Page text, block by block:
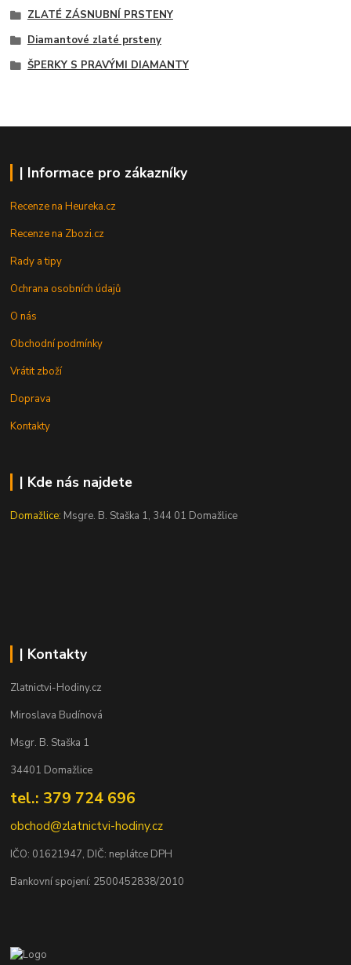
ZLATÉ ZÁSNUBNÍ PRSTENY
Diamantové zlaté prsteny
ŠPERKY S PRAVÝMI DIAMANTY
| Informace pro zákazníky
Recenze na Heureka.cz
Recenze na Zbozi.cz
Rady a tipy
Ochrana osobních údajů
O nás
Obchodní podmínky
Vrátit zboží
Doprava
Kontakty
| Kde nás najdete
Domažlice: Msgre. B. Staška 1, 344 01 Domažlice
| Kontakty
Zlatnictvi-Hodiny.cz
Miroslava Budínová
Msgr. B. Staška 1
34401 Domažlice
tel.: 379 724 696
obchod@zlatnictvi-hodiny.cz
IČO: 01621947, DIČ: neplátce DPH
Bankovní spojení: 2500452838/2010